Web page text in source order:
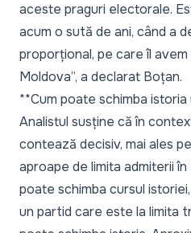
aceste praguri electorale.
acum o sută de ani, când a
proporțional, pe care îl
Moldova”, a declarat Boțan.
**Cum poate schimba
Analistul susține că în
contează decisiv, mai ales
aproape de limita admiterii
poate schimba cursul
un partid care este la limita